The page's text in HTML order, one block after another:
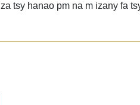
za tsy hanao pm na m izany fa